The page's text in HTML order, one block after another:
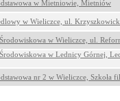
w Mietniowie, Mietniów
w Wieliczce, ul.
w Wieliczce, ul.
w Lednicy Górnej,
nr 2 w Wieliczce, Szkoła